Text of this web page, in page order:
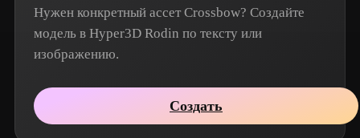
Нужен конкретный ассет Crossbow? Создайте
модель в Hyper3D Rodin по тексту или
изображению.
Создать